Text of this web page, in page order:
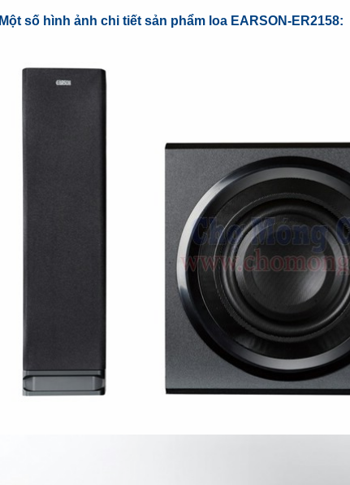
Một số hình ảnh chi tiết sản phẩm loa EARSON-ER2158: